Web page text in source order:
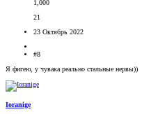
1,000
21
23 Октябрь 2022
#8
Я фигею, у чувака реально стальные нервы))
Ioranige